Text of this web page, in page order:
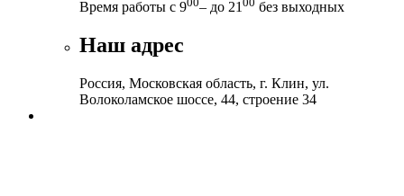
Время работы с 9 – до 21 без выходных
Наш адрес
Россия, Московская область, г. Клин, ул.
Волоколамское шоссе, 44, строение 34